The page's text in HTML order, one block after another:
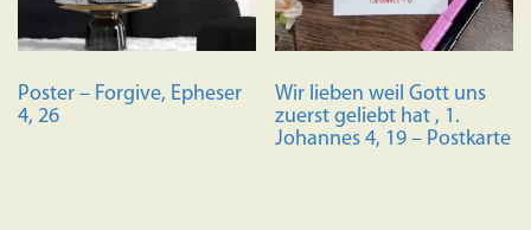
Poster – Forgive, Epheser
4, 26
Wir lieben weil Gott uns
zuerst geliebt hat , 1.
Johannes 4, 19 – Postkarte